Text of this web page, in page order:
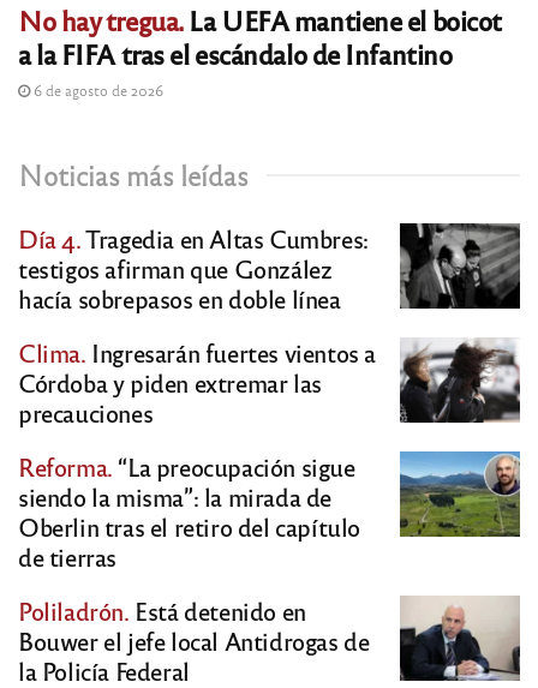
No hay tregua.La UEFA mantiene el boicot
a la FIFA tras el escándalo de Infantino
6 de agosto de 2026
Noticias más leídas
Día 4.Tragedia en Altas Cumbres:
testigos afirman que González
hacía sobrepasos en doble línea
Clima. Ingresarán fuertes vientos a
Córdoba y piden extremar las
precauciones
Reforma. “La preocupación sigue
siendo la misma”: la mirada de
Oberlin tras el retiro del capítulo
de tierras
Poliladrón. Está detenido en
Bouwer el jefe local Antidrogas de
la Policía Federal